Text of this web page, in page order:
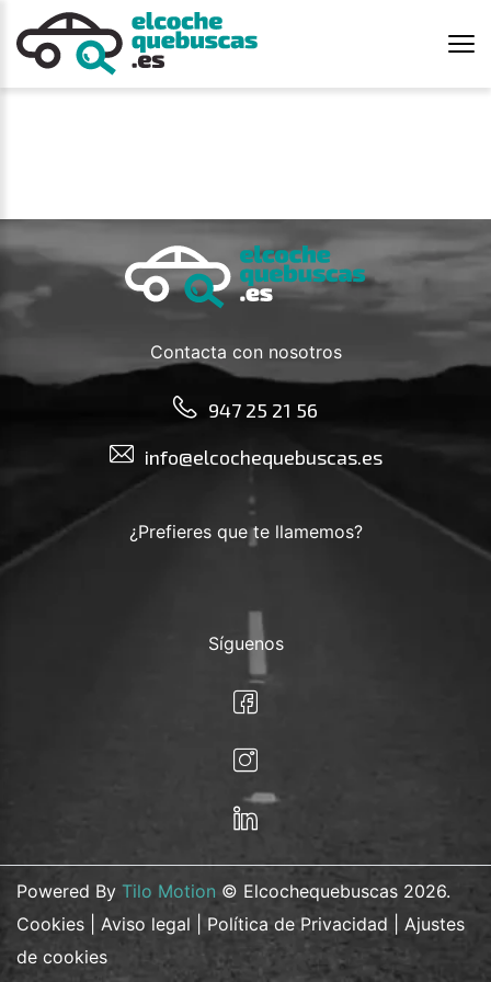
Contacta con nosotros
947 25 21 56
info@elcochequebuscas.es
¿Prefieres que te llamemos?
Síguenos
Powered By Tilo Motion © Elcochequebuscas 2026.
Cookies
Aviso legal Política de Privacidad
Ajustes
de cookies